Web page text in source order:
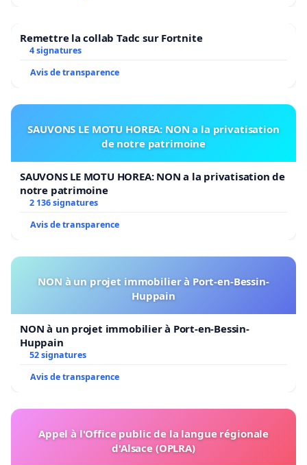
Remettre la collab Tadc sur Fortnite
4 signatures
Avis de transparence
SAUVONS LE MOTU HOREA: NON a la privatisation
de notre patrimoine
SAUVONS LE MOTU HOREA: NON a la privatisation de
notre patrimoine
2 136 signatures
Avis de transparence
NON à un projet immobilier à Port-en-Bessin-
Huppain
NON à un projet immobilier à Port-en-Bessin-
Huppain
52 signatures
Avis de transparence
Appel à l'Office public de la langue régionale
d'Alsace (OPLRA)